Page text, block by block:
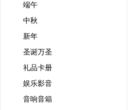
端午
中秋
新年
圣诞万圣
礼品卡册
娱乐影音
音响音箱